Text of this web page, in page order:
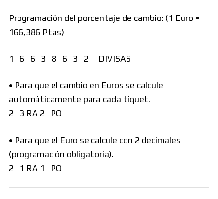
Programación del porcentaje de cambio: (1 Euro =
166,386 Ptas)
1 6 6 3 8 6 3 2 DIVISAS
• Para que el cambio en Euros se calcule
automáticamente para cada tíquet.
2 3 RA 2 PO
• Para que el Euro se calcule con 2 decimales
(programación obligatoria).
2 1 RA 1 PO